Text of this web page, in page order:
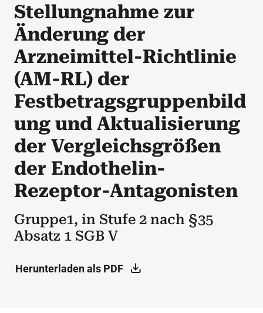
Stellungnahme zur
Änderung der
Arzneimittel-Richtlinie
(AM-RL) der
Festbetragsgruppenbild
ung und Aktualisierung
der Vergleichsgrößen
der Endothelin-
Rezeptor-Antagonisten
Gruppe1, in Stufe 2 nach §35
Absatz 1 SGB V
Herunterladen als PDF